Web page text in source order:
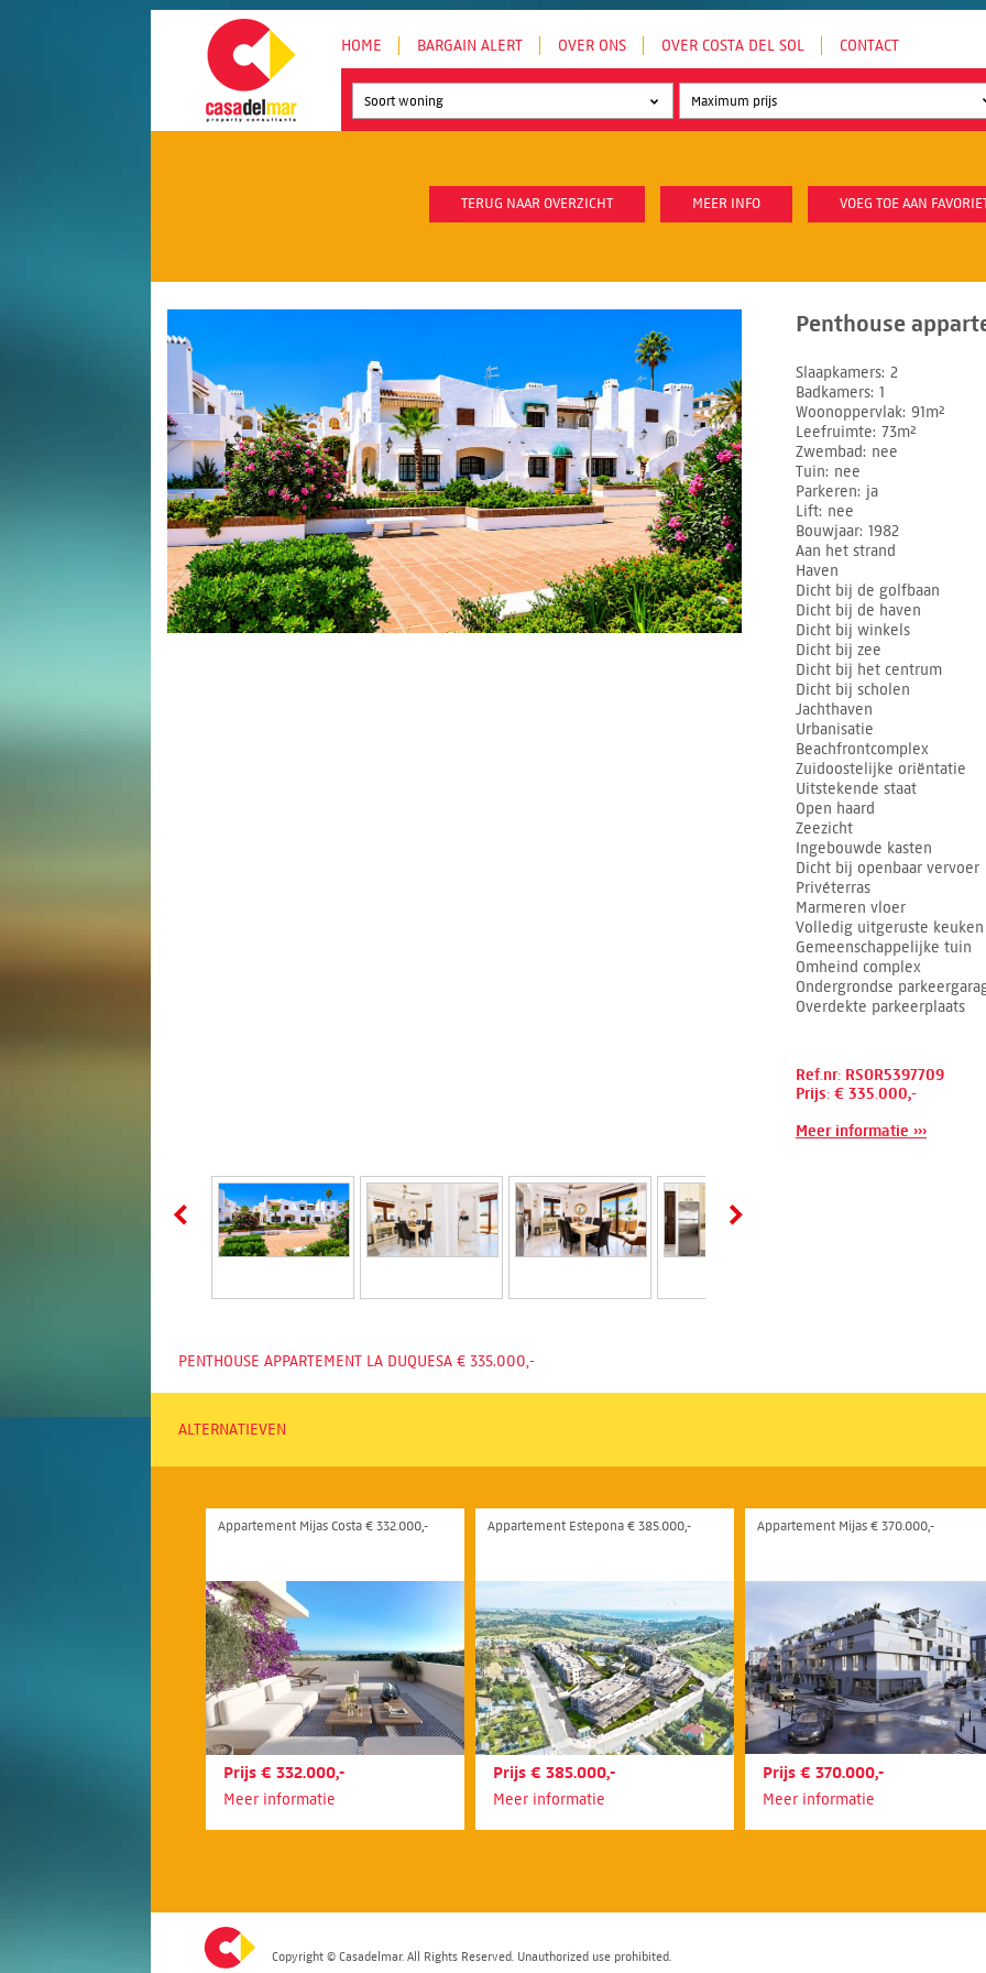
HOME BARGAIN ALERT OVER ONS OVER COSTA DEL SOL CONTACT
Soort woning
TERUG NAAR OVERZICHT MEER INFO VOEG TOE AAN
Penthouse
Slaapkamers 2
Badkamers 1
Woonoppervlak 91m²
Leefruimte 73m²
Zwembad
nee
Tuin nee
Parkeren ja
Lift nee
Bouwjaar 1982
Aan het strand
Haven
Dicht bij de golfbaan
Dicht bij de haven
Dicht bij winkels
Dicht bij zee
Dicht bij het centrum
Dicht bij scholen
Jachthaven
Urbanisatie
Beachfrontcomplex
Zuidoostelijke oriëntatie
Uitstekende staat
Open haard
Zeezicht
Ingebouwde kasten
Dicht bij openbaar vervoer
Privéterras
Marmeren vloer
Volledig uitgeruste keuken
Gemeenschappelijke tuin
Omheind complex
Ondergrondse
Overdekte parkeerplaats
Ref.nr: RSOR5397709
Prijs: € 335.000,-
Meer informatie ›››
PENTHOUSE APPARTEMENT LA DUQUESA € 335.000,-
ALTERNATIEVEN
Appartement Mijas Costa € 332.000,-
Prijs € 332.000,-
Meer informatie
Appartement Estepona € 385.000,-
Prijs € 385.000,-
Meer informatie
Appartement Mijas € 370.000,-
Prijs € 370.000,-
Meer informatie
Copyright © Casadelmar. All Rights Reserved. Unauthorized use prohibited.